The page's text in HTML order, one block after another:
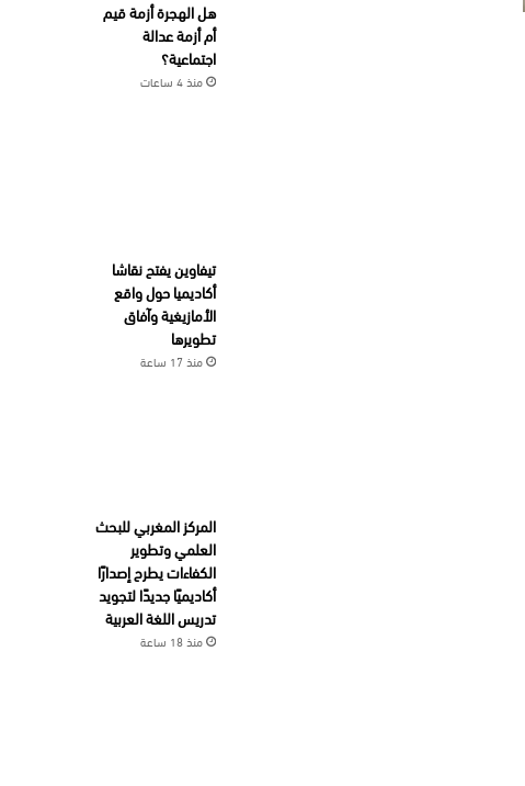
هل الهجرة أزمة قيم
أم أزمة عدالة
اجتماعية؟
منذ 4 ساعات
تيفاوين يفتح نقاشا
أكاديميا حول واقع
الأمازيغية وآفاق
تطويرها
منذ 17 ساعة
المركز المغربي للبحث
العلمي وتطوير
الكفاءات يطرح إصدارًا
أكاديميًا جديدًا لتجويد
تدريس اللغة العربية
منذ 18 ساعة